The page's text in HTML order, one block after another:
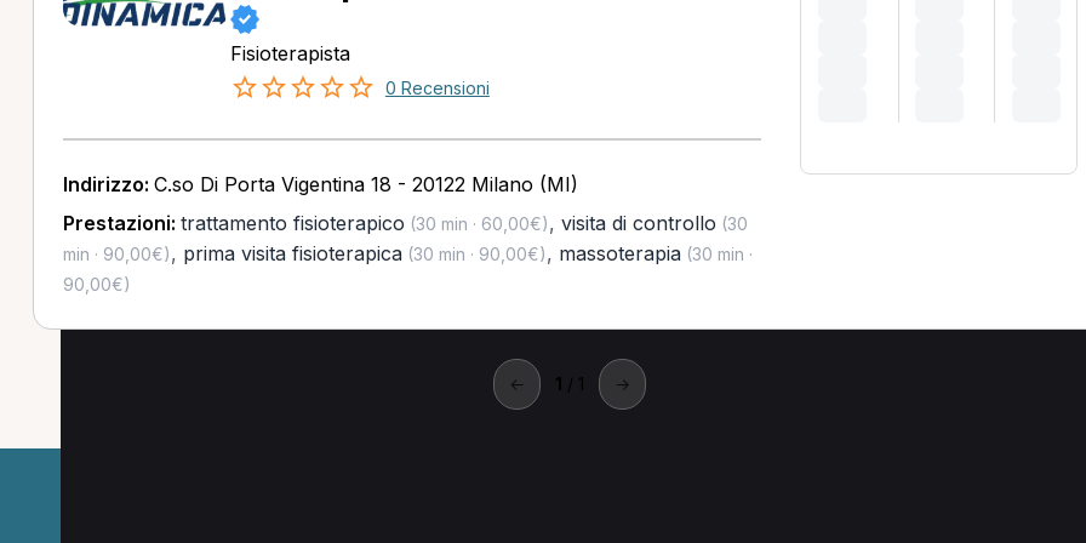
Fisioterapista
0 Recensioni
Indirizzo: C.so Di Porta Vigentina 18 - 20122 Milano (MI)
Prestazioni: trattamento fisioterapico (30 min · 60,00€), visita di controllo (30
min · 90,00€), prima visita fisioterapica(30 min · 90,00€), massoterapia(30 min ·
90,00€)
← 1 / 1 →